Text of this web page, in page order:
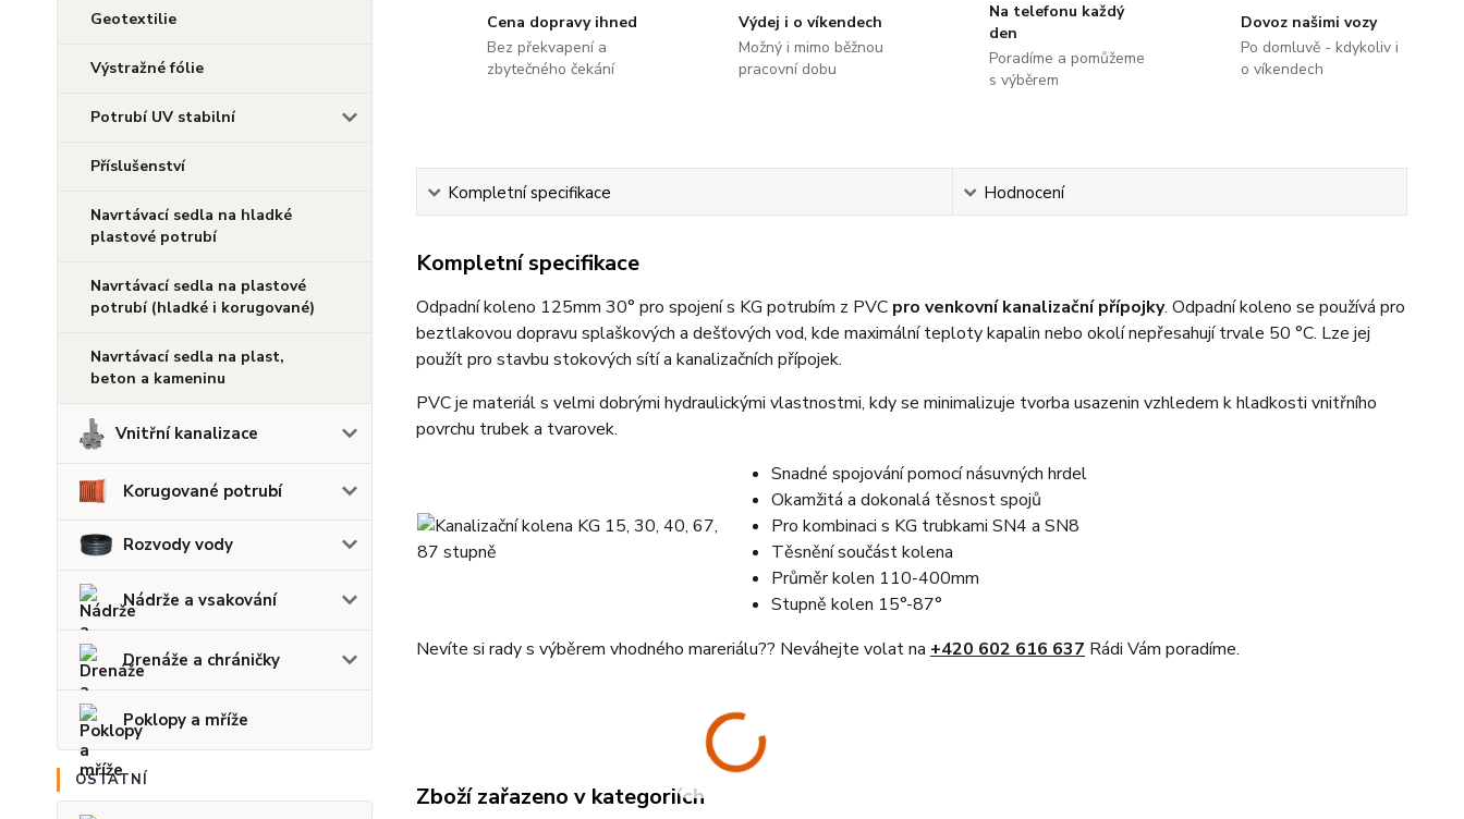
Geotextilie
Výstražné fólie
Potrubí UV stabilní
Příslušenství
Navrtávací sedla na hladké
plastové potrubí
Navrtávací sedla na plastové
potrubí (hladké i korugované)
Navrtávací sedla na plast,
beton a kameninu
Vnitřní kanalizace
Korugované potrubí
Rozvody vody
Nádrže a vsakování
Drenáže a chráničky
Poklopy a mříže
OSTATNÍ
Cena dopravy ihned
Bez překvapení a
zbytečného čekání
Výdej i o víkendech
Možný i mimo běžnou
pracovní dobu
Na telefonu každý
den
Poradíme a pomůžeme
s výběrem
Dovoz našimi vozy
Po domluvě - kdykoliv i
o víkendech
Kompletní specifikace Hodnocení
Kompletní specifikace
Odpadní koleno 125mm 30° pro spojení s KG potrubím z PVC pro venkovní kanalizační přípojky. Odpadní koleno se používá pro
beztlakovou dopravu splaškových a dešťových vod, kde maximální teploty kapalin nebo okolí nepřesahují trvale 50 °C. Lze jej
použít pro stavbu stokových sítí a kanalizačních přípojek.
PVC je materiál s velmi dobrými hydraulickými vlastnostmi, kdy se minimalizuje tvorba usazenin vzhledem k hladkosti vnitřního
povrchu trubek a tvarovek.
Snadné spojování pomocí násuvných hrdel
Okamžitá a dokonalá těsnost spojů
Pro kombinaci s KG trubkami SN4 a SN8
Těsnění součást kolena
Průměr kolen 110-400mm
Stupně kolen 15°-87°
Nevíte si rady s výběrem vhodného mareriálu?? Neváhejte volat na +420 602 616 637 Rádi Vám poradíme.
Zboží zařazeno v kategoriích